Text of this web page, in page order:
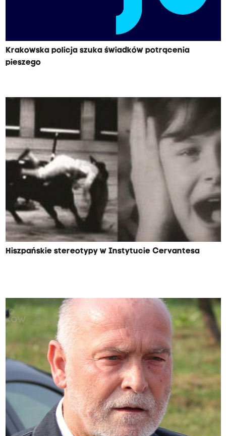
Krakowska policja szuka świadków potrącenia
pieszego
Hiszpańskie stereotypy w Instytucie Cervantesa